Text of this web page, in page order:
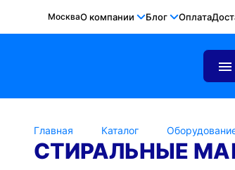
МоскваО компании Блог Оплата
Главная Каталог
СТИРАЛЬНЫЕ